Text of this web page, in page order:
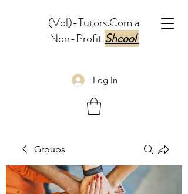
(Vol)-Tutors.Com a
Non-ProfitShcool
Log In
Groups